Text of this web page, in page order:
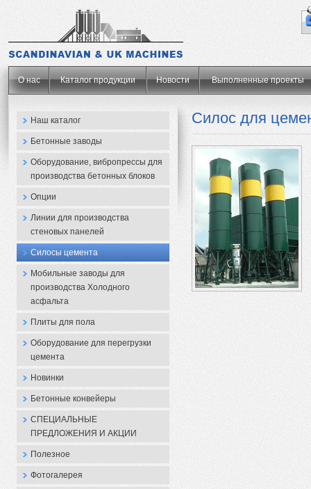
О нас Каталог продукции Новости Выполненные проекты
Наш каталог
Бетонные заводы
Оборудование, вибропрессы для
производства бетонных блоков
Опции
Линии для производства
стеновых панелей
Силосы цемента
Мобильные заводы для
производства Холодного
асфальта
Плиты для пола
Оборудование для перегрузки
цемента
Новинки
Бетонные конвейеры
СПЕЦИАЛЬНЫЕ
ПРЕДЛОЖЕНИЯ И АКЦИИ
Полезное
Фотогалерея
Силос для